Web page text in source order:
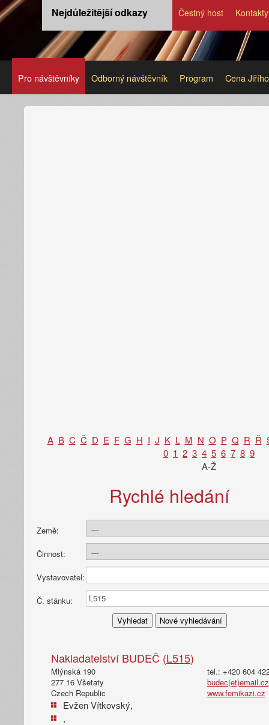
Nejdůležitější odkazy Čestný host Kontakty
Pro návštěvníky Odborný návštěvník Program Cena
A B C Č D E F G H I J K L M N O P Q R Ř
0 1 2 3 4 5 6 7 8 9
A-Ž
Rychlé hledání
Země:
Činnost:
Vystavovatel:
Č. stánku:
Nakladatelství BUDEČ (L515)
Mlýnská 190
277 16 Všetaty
Czech Republic
Evžen Vítkovský,
,
tel.: +420 604
budec(et)email.cz
www.femikazi.cz